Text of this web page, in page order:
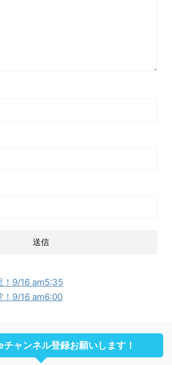
！9/16 am5:35
！9/16 am6:00
ャンネル登録お願いします！